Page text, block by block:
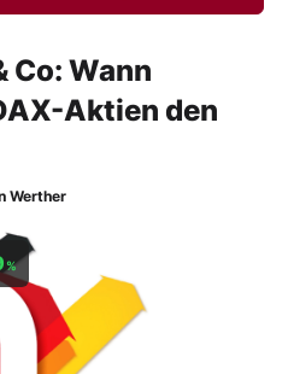
Co: Wann
Aktien den
Werther
%